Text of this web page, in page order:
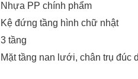
Nhựa PP chính phẩm
Kệ đứng tầng hình chữ nhật
3 tầng
Mặt tầng nan lưới, chân trụ đúc